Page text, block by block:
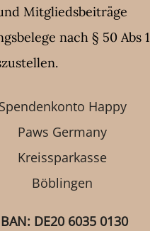
Mitgliedsbeiträge
nach § 50 Abs 1
Spendenkonto Happy
Paws Germany
Kreissparkasse
Böblingen
DE20 6035 0130